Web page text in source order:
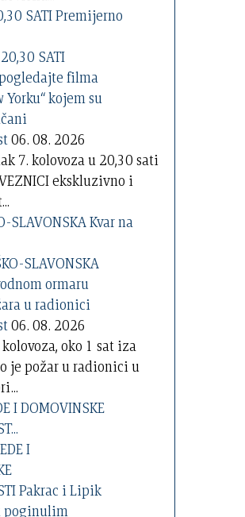
SATI Premijerno
06. 08. 2026
7. kolovoza u 20,30 sati
ekskluzivno i
SLAVONSKA Kvar na
06. 08. 2026
oko 1 sat iza
je požar u radionici u
I DOMOVINSKE